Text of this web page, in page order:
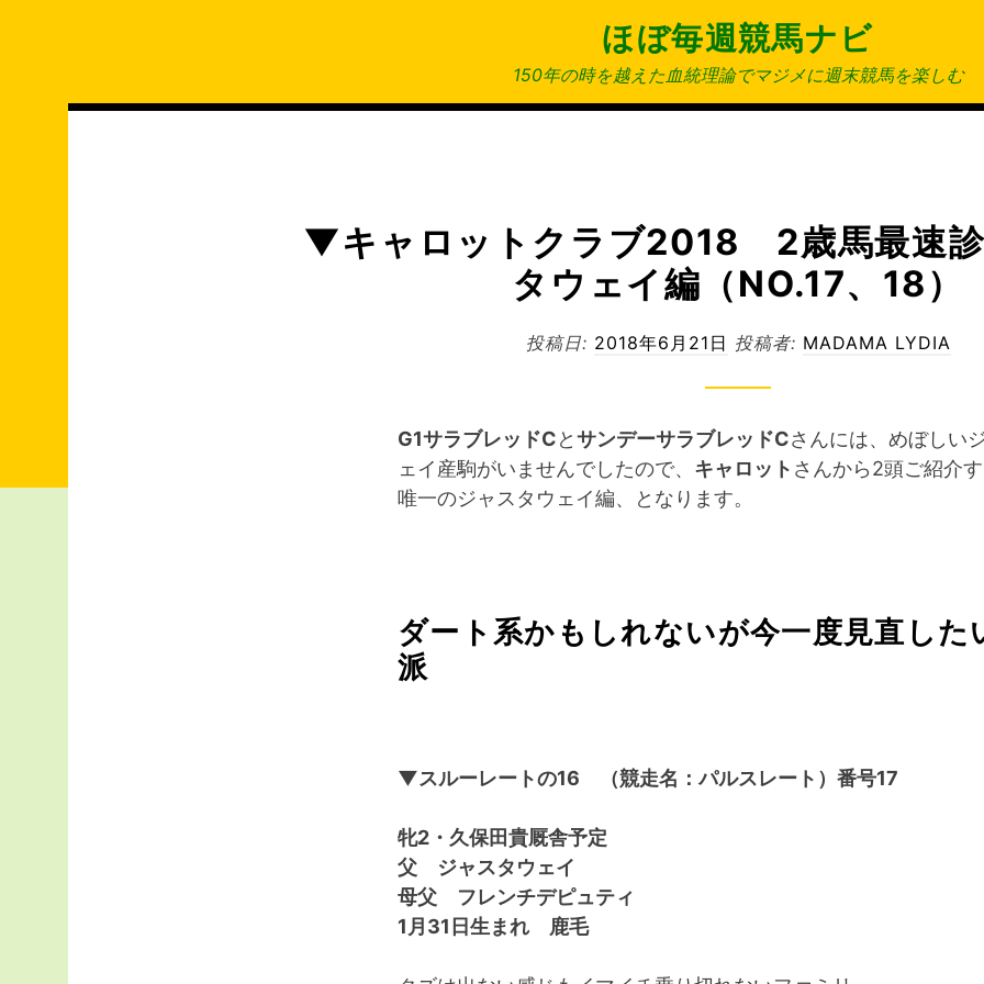
ほぼ毎週競馬ナビ
150年の時を越えた血統理論でマジメに週末競馬を楽しむ
▼キャロットクラブ2018 2歳馬最速
タウェイ編（NO.17、18）
投稿日: 2018年6月21日 投稿者: MADAMA LYDIA
G1サラブレッドCとサンデーサラブレッドCさんには、めぼしい
ェイ産駒がいませんでしたので、 キャロット さんから2頭ご紹介
唯一のジャスタウェイ編、となります。
ダート系かもしれないが今一度見直した
派
▼スルーレートの16 （競走名：パルスレート）番号17
牝2・久保田貴厩舎予定
父 ジャスタウェイ
母父 フレンチデピュティ
1月31日生まれ 鹿毛